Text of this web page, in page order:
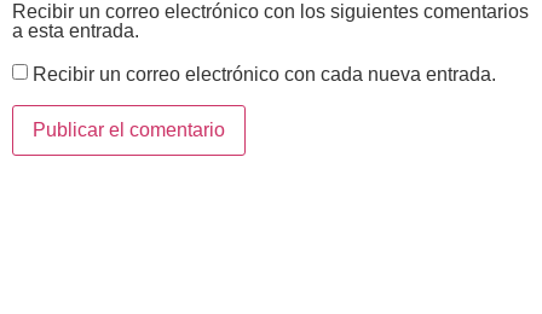
Recibir un correo electrónico con los siguientes comentarios
a esta entrada.
Recibir un correo electrónico con cada nueva entrada.